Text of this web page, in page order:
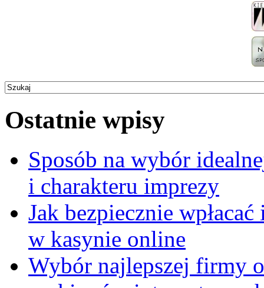
Ostatnie wpisy
Sposób na wybór
i charakteru imprezy
Jak bezpiecznie
w kasynie online
Wybór najlepszej firmy